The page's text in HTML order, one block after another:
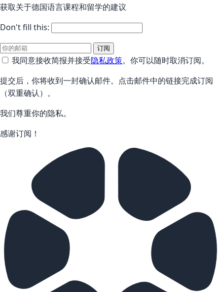
获取关于德国语言课程和留学的建议
Don't fill this:
订阅
我同意接收简报并接受隐私政策。你可以随时取消订阅。
提交后，你将收到一封确认邮件。点击邮件中的链接完成订阅
（双重确认）。
我们尊重你的隐私。
感谢订阅！